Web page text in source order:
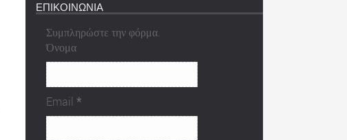
ΕΠΙΚΟΙΝΩΝΙΑ
Συμπληρώστε την φόρμα.
Όνομα
Email *